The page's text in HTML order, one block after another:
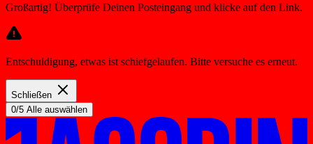
Großartig! Überprüfe Deinen Posteingang und klicke auf den Link.
Entschuldigung, etwas ist schiefgelaufen. Bitte versuche es erneut.
Schließen
0/5 Alle auswählen